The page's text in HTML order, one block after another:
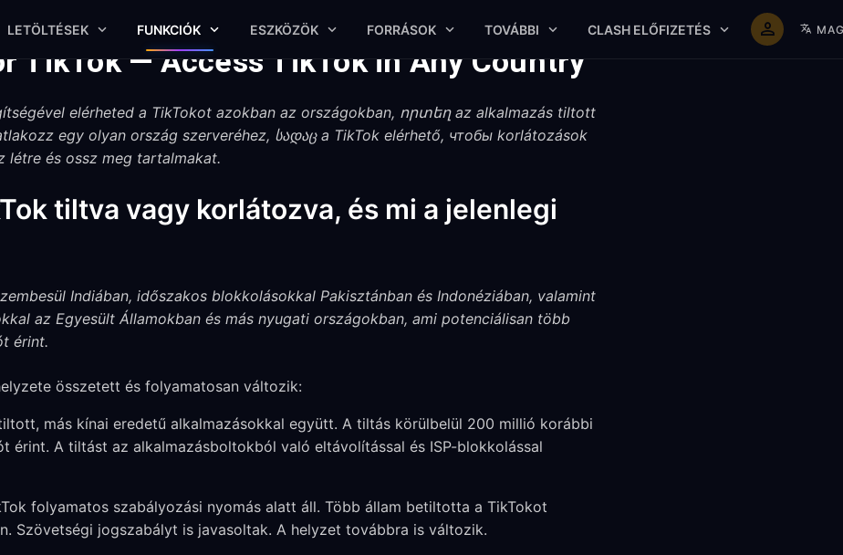
LETÖLTÉSEK FUNKCIÓK ESZKÖZÖK FORRÁSOK TOVÁBBI CLASH ELŐFIZETÉS
TikTok — Access TikTok in Any Country
elérheted a TikTokot azokban az országokban, որտեղ az alkalmazás tiltott
egy olyan ország szerveréhez, სადაც a TikTok elérhető, чтобы korlátozások
létre és ossz meg tartalmakat.
tiltva vagy korlátozva, és mi a jelenlegi
Indiában, időszakos blokkolásokkal Pakisztánban és Indonéziában, valamint
az Egyesült Államokban és más nyugati országokban, ami potenciálisan több
érint.
összetett és folyamatosan változik:
más kínai eredetű alkalmazásokkal együtt. A tiltás körülbelül 200 millió korábbi
érint. A tiltást az alkalmazásboltokból való eltávolítással és ISP-blokkolással
folyamatos szabályozási nyomás alatt áll. Több állam betiltotta a TikTokot
Szövetségi jogszabályt is javasoltak. A helyzet továbbra is változik.